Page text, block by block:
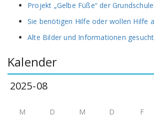
Projekt „Gelbe Füße“ der
Sie benötigen Hilfe oder wollen Hilfe
Alte Bilder und Informationen gesucht
Kalender
M D M D F